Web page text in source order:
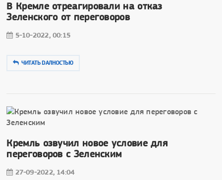
В Кремле отреагировали на отказ
Зеленского от переговоров
5-10-2022, 00:15
ЧИТАТЬ DAЛНОСТЬЮ
Кремль озвучил новое условие для
переговоров с Зеленским
27-09-2022, 14:04